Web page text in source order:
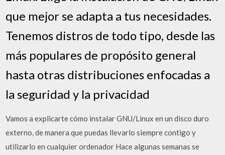
que mejor se adapta a tus necesidades.
Tenemos distros de todo tipo, desde las
más populares de propósito general
hasta otras distribuciones enfocadas a
la seguridad y la privacidad
Vamos a explicarte cómo instalar GNU/Linux en un disco duro
externo, de manera que puedas llevarlo siempre contigo y
utilizarlo en cualquier ordenador Hace algunas semanas se